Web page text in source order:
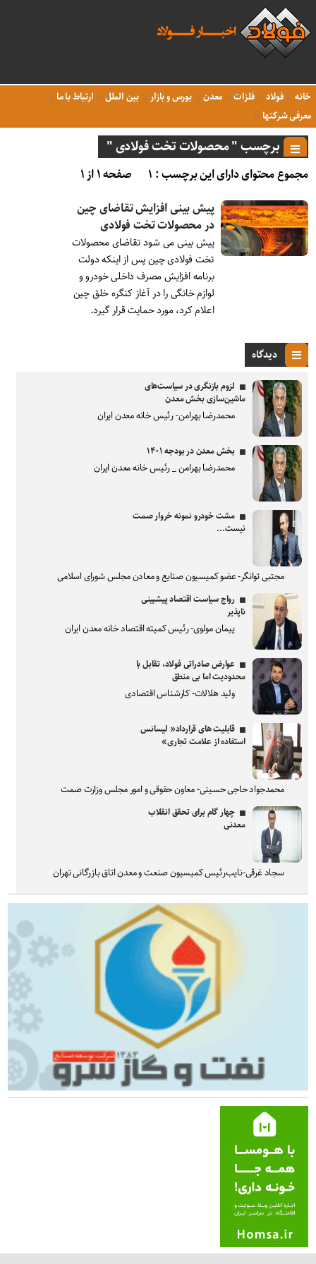
خانه فولاد فلزات معدن بورس و بازار بین الملل
ارتباط با ما
معرفی شرکتها
برچسب " محصولات تخت فولادی "
مجموع محتوای دارای این برچسب : ۱
صفحه ۱ از ۱
پیش بینی افزایش تقاضای چین
در محصولات تخت فولادی
پیش بینی می شود تقاضای محصولات
تخت فولادی چین پس از اینکه دولت
برنامه افزایش مصرف داخلی خودرو و
لوازم خانگی را در آغاز کنگره خلق چین
اعلام کرد، مورد حمایت قرار گیرد.
دیدگاه
لزوم بازنگری در سیاست‌های
ماشین‌سازی بخش معدن
محمدرضا بهرامن- رئیس خانه معدن ایران
بخش معدن در بودجه ۱۴۰۱
محمدرضا بهرامن _ رئیس خانه معدن ایران
مشت خودرو نمونه خروار صمت
نیست...
مجتبی توانگر- عضو کمیسیون صنایع و معادن مجلس شورای اسلامی
رواج سیاست اقتصاد پیشبینی
ناپذیر
پیمان مولوی- رئیس کمیته اقتصاد خانه معدن ایران
عوارض صادراتی فولاد، تقابل با
محدودیت اما بی منطق
ولید هلالات- کارشناس اقتصادی
قابلیت های قرارداد« لیسانس
استفاده از علامت تجاری»
محمدجواد حاجی حسینی- معاون حقوقی و امور مجلس وزارت صمت
چهار گام برای تحقق انقلاب
معدنی
سجاد غرقی-نایب‌رئیس کمیسیون صنعت و معدن اتاق بازرگانی تهران